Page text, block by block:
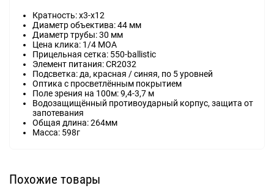
Кратность: x3-x12
Диаметр объектива: 44 мм
Диаметр трубы: 30 мм
Цена клика: 1/4 MOA
Прицельная сетка: 550-ballistic
Элемент питания: CR2032
Подсветка: да, красная / синяя, по 5 уровней
Оптика с просветлённым покрытием
Поле зрения на 100м: 9,4-3,7 м
Водозащищённый противоударный корпус, защита от
запотевания
Общая длина: 264мм
Масса: 598г
Похожие товары